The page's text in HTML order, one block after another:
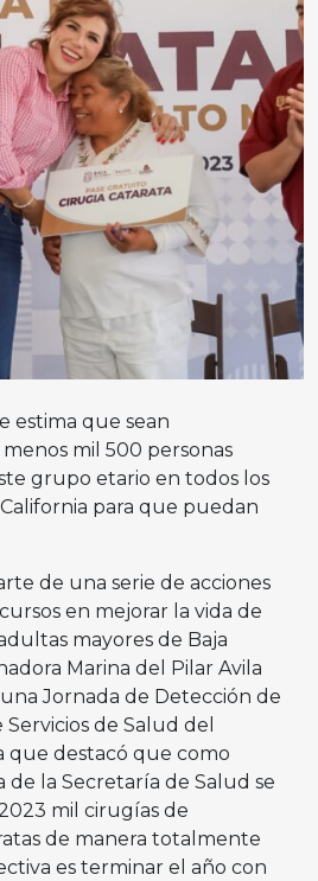
estima que sean
mil 500 personas
grupo etario en todos los
para que puedan
de una serie de acciones
en mejorar la vida de
mayores de Baja
Marina del Pilar Avila
Jornada de Detección de
Servicios de Salud del
que destacó que como
la Secretaría de Salud se
mil cirugías de
de manera totalmente
es terminar el año con